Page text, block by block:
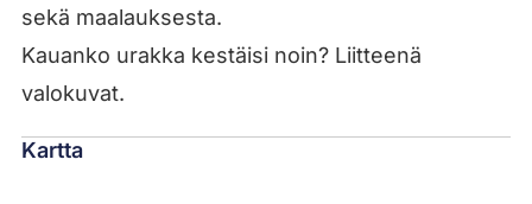
sekä maalauksesta.
Kauanko urakka kestäisi noin? Liitteenä
valokuvat.
Kartta